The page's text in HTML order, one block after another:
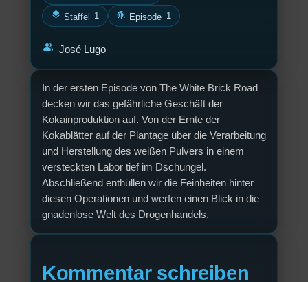
In der ersten Episode von The White Brick Road
decken wir das gefährliche Geschäft der
Kokainproduktion auf. Von der Ernte der
Kokablätter auf der Plantage über die Verarbeitung
und Herstellung des weißen Pulvers in einem
versteckten Labor tief im Dschungel.
Abschließend enthüllen wir die Feinheiten hinter
diesen Operationen und werfen einen Blick in die
gnadenlose Welt des Drogenhandels.
Kommentar schreiben
layers Staffel 1 podcasts Episode 1
group José Lugo